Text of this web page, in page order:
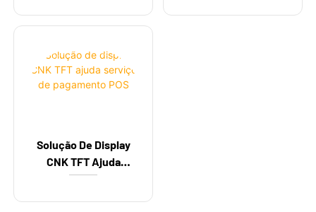
Solução De Display
CNK TFT Ajuda
Serviço De